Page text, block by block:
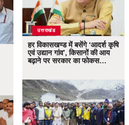
उत्तराखंड
हर विकासखण्ड में बसेंगे ‘आदर्श कृषि
एवं उद्यान गांव’, किसानों की आय
बढ़ाने पर सरकार का फोकस…